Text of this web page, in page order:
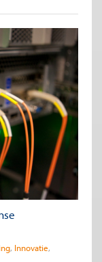
Innovatie